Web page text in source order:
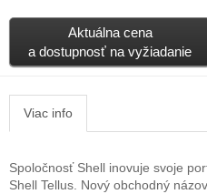
Aktuálna cena
a dostupnosť na vyžiadanie
Viac info
Spoločnosť Shell inovuje svoje
Shell Tellus. Nový obchodný